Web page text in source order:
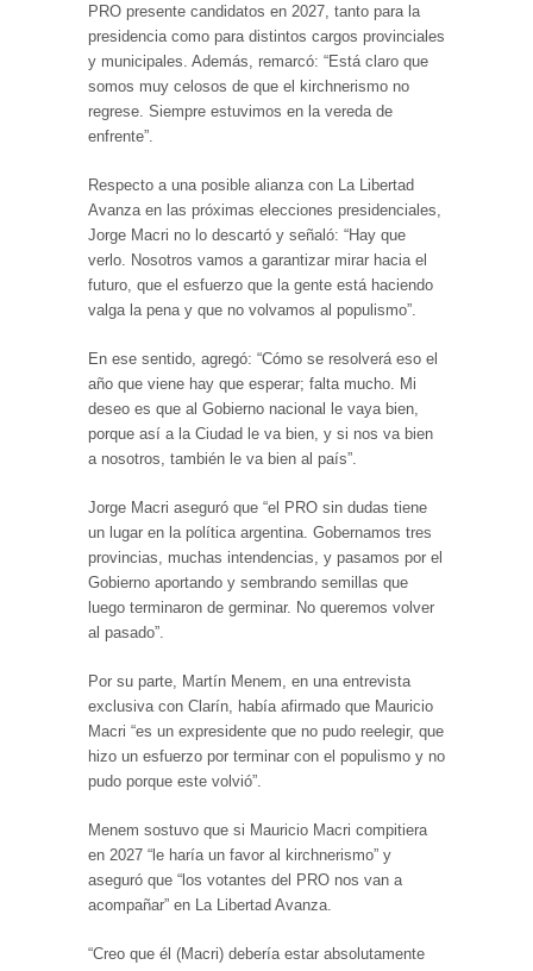
PRO presente candidatos en 2027, tanto para la
presidencia como para distintos cargos provinciales
y municipales. Además, remarcó: “Está claro que
somos muy celosos de que el kirchnerismo no
regrese. Siempre estuvimos en la vereda de
enfrente”.
Respecto a una posible alianza con La Libertad
Avanza en las próximas elecciones presidenciales,
Jorge Macri no lo descartó y señaló: “Hay que
verlo. Nosotros vamos a garantizar mirar hacia el
futuro, que el esfuerzo que la gente está haciendo
valga la pena y que no volvamos al populismo”.
En ese sentido, agregó: “Cómo se resolverá eso el
año que viene hay que esperar; falta mucho. Mi
deseo es que al Gobierno nacional le vaya bien,
porque así a la Ciudad le va bien, y si nos va bien
a nosotros, también le va bien al país”.
Jorge Macri aseguró que “el PRO sin dudas tiene
un lugar en la política argentina. Gobernamos tres
provincias, muchas intendencias, y pasamos por el
Gobierno aportando y sembrando semillas que
luego terminaron de germinar. No queremos volver
al pasado”.
Por su parte, Martín Menem, en una entrevista
exclusiva con Clarín, había afirmado que Mauricio
Macri “es un expresidente que no pudo reelegir, que
hizo un esfuerzo por terminar con el populismo y no
pudo porque este volvió”.
Menem sostuvo que si Mauricio Macri compitiera
en 2027 “le haría un favor al kirchnerismo” y
aseguró que “los votantes del PRO nos van a
acompañar” en La Libertad Avanza.
“Creo que él (Macri) debería estar absolutamente